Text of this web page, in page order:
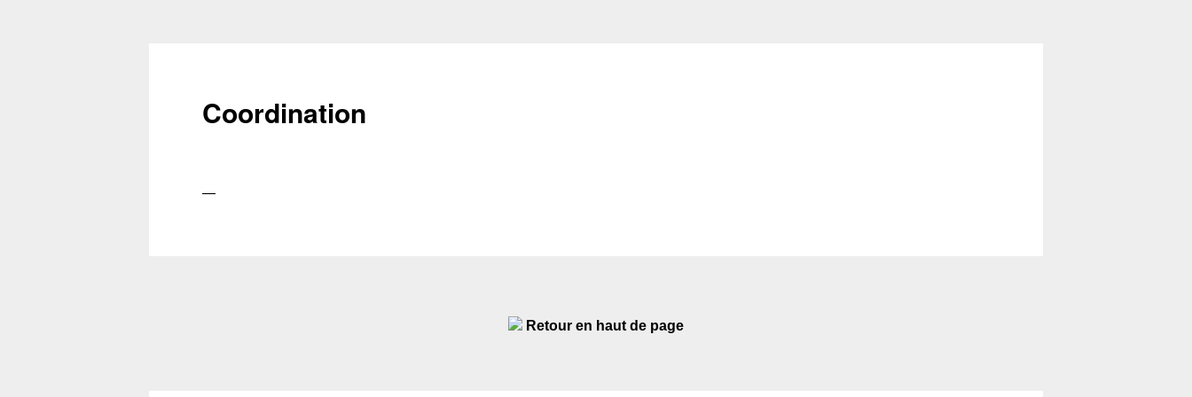
Coordination
—
Retour en haut de page